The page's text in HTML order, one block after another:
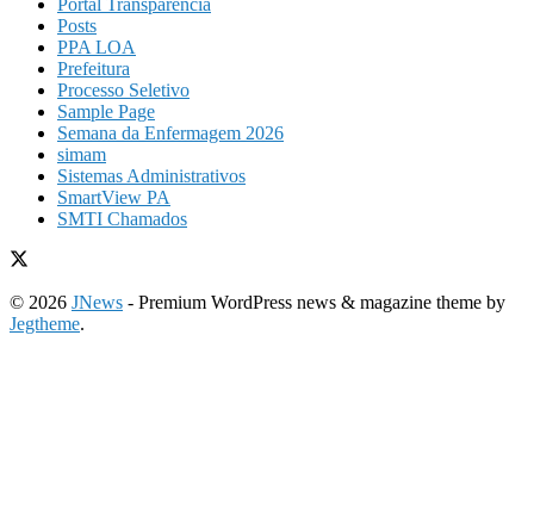
Posts
PPA LOA
Prefeitura
Processo Seletivo
Sample Page
Semana da Enfermagem 2026
simam
Sistemas Administrativos
SmartView PA
SMTI Chamados
© 2026 JNews - Premium WordPress news & magazine theme by
Jegtheme.